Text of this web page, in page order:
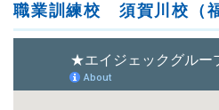
職業訓練校 須賀川校（